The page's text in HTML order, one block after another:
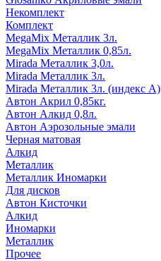
Некомплект
Комплект
MegaMix Металлик 3л.
MegaMix Металлик 0,85л.
Mirada Металлик 3,0л.
Mirada Металлик 3л.
Mirada Металлик 3л. (индекс А)
Автон Акрил 0,85кг.
Автон Алкид 0,8л.
Автон Аэрозольные эмали
Черная матовая
Алкид
Металлик
Металлик Иномарки
Для дисков
Автон Кисточки
Алкид
Иномарки
Металлик
Прочее